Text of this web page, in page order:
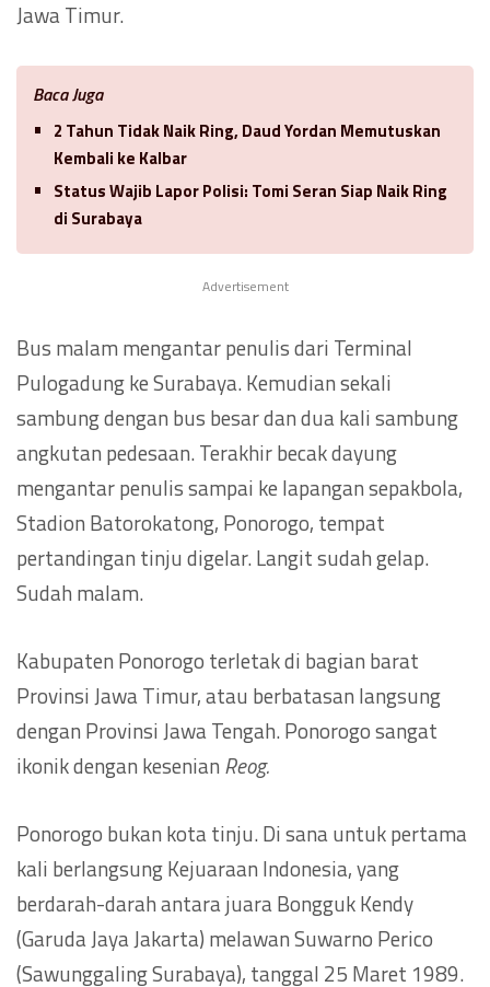
Jawa Timur.
Baca Juga
2 Tahun Tidak Naik Ring, Daud Yordan Memutuskan
Kembali ke Kalbar
Status Wajib Lapor Polisi: Tomi Seran Siap Naik Ring
di Surabaya
Advertisement
Bus malam mengantar penulis dari Terminal
Pulogadung ke Surabaya. Kemudian sekali
sambung dengan bus besar dan dua kali sambung
angkutan pedesaan. Terakhir becak dayung
mengantar penulis sampai ke lapangan sepakbola,
Stadion Batorokatong, Ponorogo, tempat
pertandingan tinju digelar. Langit sudah gelap.
Sudah malam.
Kabupaten Ponorogo terletak di bagian barat
Provinsi Jawa Timur, atau berbatasan langsung
dengan Provinsi Jawa Tengah. Ponorogo sangat
ikonik dengan kesenianReog.
Ponorogo bukan kota tinju. Di sana untuk pertama
kali berlangsung Kejuaraan Indonesia, yang
berdarah-darah antara juara Bongguk Kendy
(Garuda Jaya Jakarta) melawan Suwarno Perico
(Sawunggaling Surabaya), tanggal 25 Maret 1989.